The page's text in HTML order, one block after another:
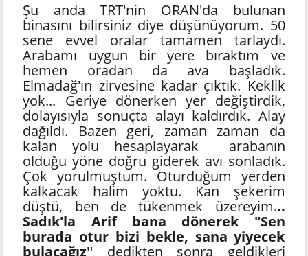
Şu anda TRT'nin ORAN'da bulunan
binasını bilirsiniz diye düşünüyorum. 50
sene evvel oralar tamamen tarlaydı.
Arabamı uygun bir yere bıraktım ve
hemen oradan da ava başladık.
Elmadağ'ın zirvesine kadar çıktık. Keklik
yok... Geriye dönerken yer değiştirdik,
dolayısıyla sonuçta alayı kaldırdık. Alay
dağıldı. Bazen geri, zaman zaman da
kalan yolu hesaplayarak arabanın
olduğu yöne doğru giderek avı sonladık.
Çok yorulmuştum. Oturduğum yerden
kalkacak halim yoktu. Kan şekerim
düştü, ben de tükenmek üzereyim...
Sadık'la Arif bana dönerek "Sen
burada otur bizi bekle, sana yiyecek
bulacağız'' dedikten sonra geldikleri